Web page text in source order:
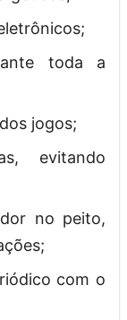
toda a
jogos;
evitando
no peito,
com o